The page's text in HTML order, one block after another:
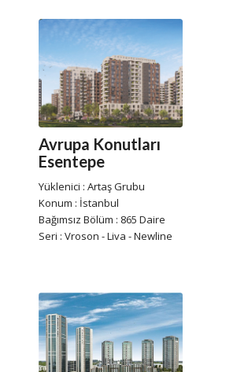
Avrupa Konutları
Esentepe
Yüklenici : Artaş Grubu
Konum : İstanbul
Bağımsız Bölüm : 865 Daire
Seri : Vroson - Liva - Newline